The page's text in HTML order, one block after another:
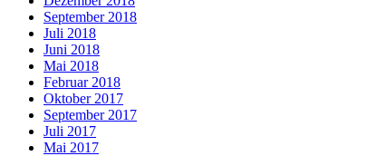
September 2018
Juli 2018
Juni 2018
Mai 2018
Februar 2018
Oktober 2017
September 2017
Juli 2017
Mai 2017